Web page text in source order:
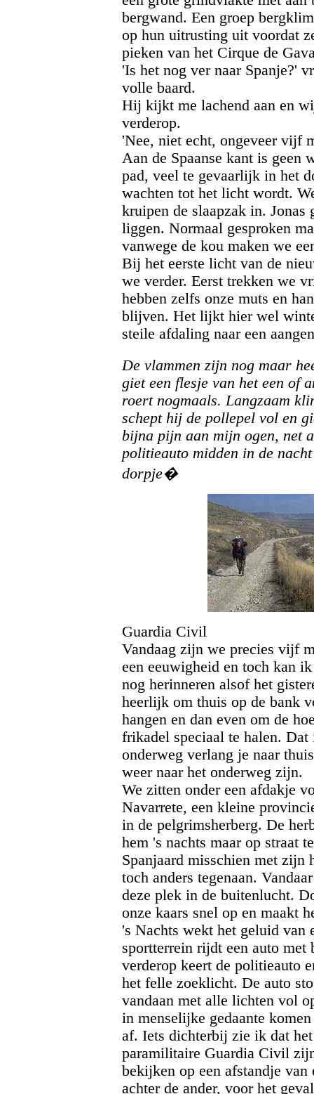
bergwand. Een groep
op hun uitrusting uit voordat
pieken van het Cirque de
'Is het nog ver naar Spanje?'
volle baard.
Hij kijkt me lachend aan en
verderop.
'Nee, niet echt, ongeveer vijf
Aan de Spaanse kant is geen
pad, veel te gevaarlijk in het
wachten tot het licht wordt.
kruipen de slaapzak in. Jonas
liggen. Normaal gesproken
vanwege de kou maken we
Bij het eerste licht van de
we verder. Eerst trekken we
hebben zelfs onze muts en
blijven. Het lijkt hier wel
steile afdaling naar een
De vlammen zijn nog maar
giet een flesje van het een of
roert nogmaals. Langzaam
schept hij de pollepel vol en
bijna pijn aan mijn ogen, net
politieauto midden in de
dorpje�
Guardia Civil
Vandaag zijn we precies vijf
een eeuwigheid en toch kan
nog herinneren alsof het
heerlijk om thuis op de bank
hangen en dan even om de
frikadel speciaal te halen.
onderweg verlang je naar
weer naar het onderweg zijn.
We zitten onder een afdakje
Navarrete, een kleine
in de pelgrimsherberg. De
hem 's nachts maar op straat
Spanjaard misschien met
toch anders tegenaan.
deze plek in de buitenlucht.
onze kaars snel op en maakt
's Nachts wekt het geluid van
sportterrein rijdt een auto
verderop keert de politieauto
het felle zoeklicht. De auto
vandaan met alle lichten vol
in menselijke gedaante
af. Iets dichterbij zie ik dat
paramilitaire Guardia Civil
bekijken op een afstandje van
achter de ander, voor het